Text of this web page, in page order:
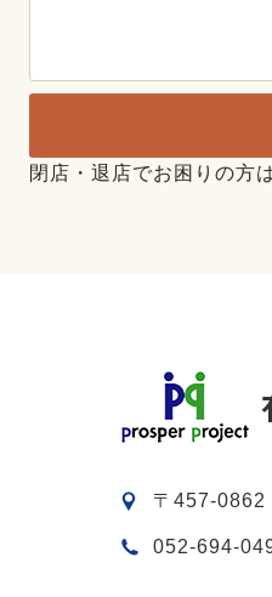
閉店・退店でお困りの方は
〒457-0862
052-694-